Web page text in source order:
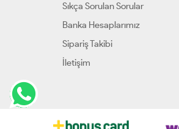
Sıkça Sorulan Sorular
Banka Hesaplarımız
Sipariş Takibi
İletişim